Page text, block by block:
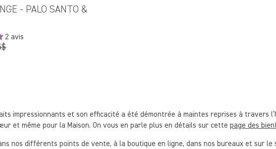
- PALO SANTO &
2 avis
impressionnants et son efficacité a été démontrée à maintes reprises à travers
et même pour la Maison. On vous en parle plus en détails sur cette page des
nos différents points de vente, à la boutique en ligne, dans nos bureaux et sur